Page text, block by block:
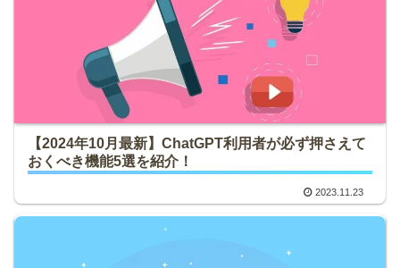
【2024年10月最新】ChatGPT利用者が必ず押さえて
おくべき機能5選を紹介！
2023.11.23